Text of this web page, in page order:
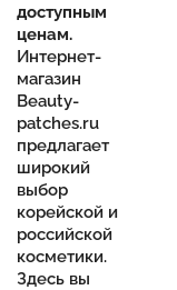
доступным
ценам.
Интернет-
магазин
Beauty-
patches.ru
предлагает
широкий
выбор
корейской и
российской
косметики.
Здесь вы